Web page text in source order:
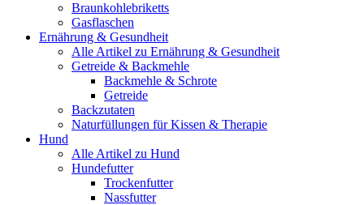
Braunkohlebriketts
Gasflaschen
Ernährung & Gesundheit
Alle Artikel zu Ernährung & Gesundheit
Getreide & Backmehle
Backmehle & Schrote
Getreide
Backzutaten
Naturfüllungen für Kissen & Therapie
Hund
Alle Artikel zu Hund
Hundefutter
Trockenfutter
Nassfutter